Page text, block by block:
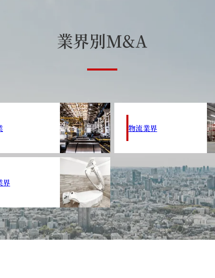
業界別M&A
物流業界
界